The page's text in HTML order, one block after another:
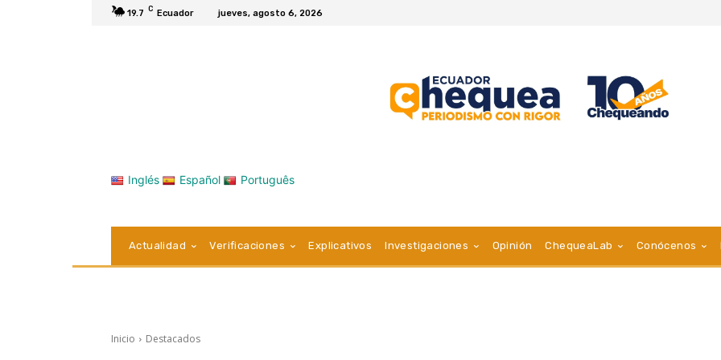
19.7 C Ecuador jueves, agosto 6, 2026
Inglés Español Português
Actualidad Verificaciones Explicativos Investigaciones Opinión ChequeaLab Conócenos
Inicio Destacados